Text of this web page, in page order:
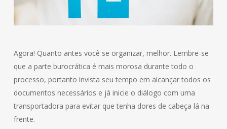
Agora! Quanto antes você se organizar, melhor. Lembre-se
que a parte burocrática é mais morosa durante todo o
processo, portanto invista seu tempo em alcançar todos os
documentos necessários e já inicie o diálogo com uma
transportadora para evitar que tenha dores de cabeça lá na
frente.